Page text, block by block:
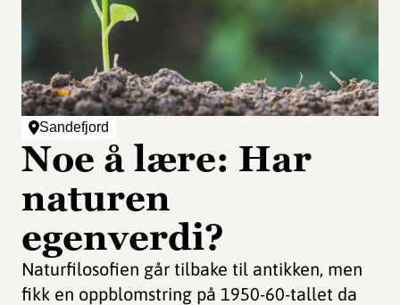
Sandefjord
Noe å lære: Har
naturen
egenverdi?
Naturfilosofien går tilbake til antikken, men
fikk en oppblomstring på 1950-60-tallet da